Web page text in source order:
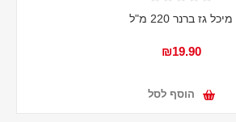
מיכל גז ברנר 220 מ"ל
₪19.90
הוסף לסל